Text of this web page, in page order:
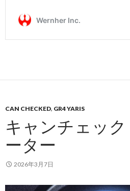
CAN CHECKED, GR4 YARIS
キャンチェッ
ーター
2026年3月7日